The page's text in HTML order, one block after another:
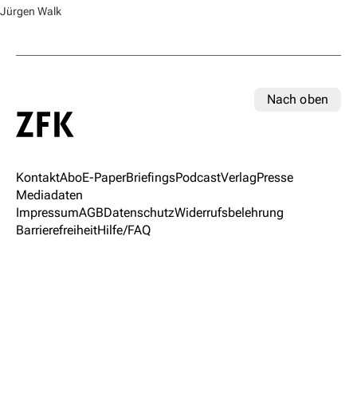
Jürgen Walk
Nach oben
KontaktAboE-PaperBriefingsPodcastVerlagPresse
Mediadaten
ImpressumAGBDatenschutzWiderrufsbelehrung
BarrierefreiheitHilfe/FAQ